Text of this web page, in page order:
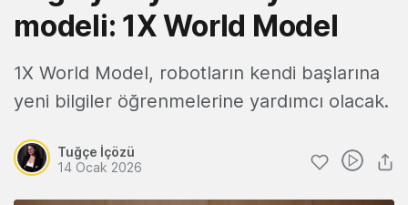
modeli: 1X World Model
1X World Model, robotların kendi başlarına
yeni bilgiler öğrenmelerine yardımcı olacak.
Tuğçe İçözü
14 Ocak 2026